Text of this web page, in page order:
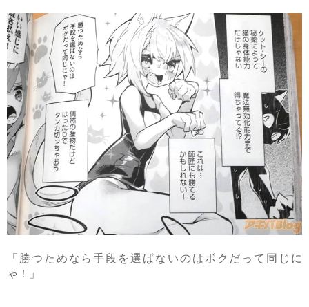
「勝つためなら手段を選ばないのはボクだって同じに
ゃ！」